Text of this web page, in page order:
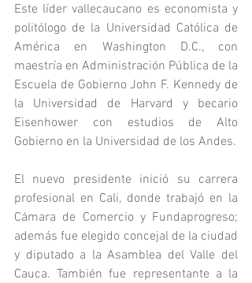
Este líder vallecaucano es economista y
politólogo de la Universidad Católica de
América en Washington D.C., con
maestría en Administración Pública de la
Escuela de Gobierno John F. Kennedy de
la Universidad de Harvard y becario
Eisenhower con estudios de Alto
El nuevo presidente inició su carrera
profesional en Cali, donde trabajó en la
Cámara de Comercio y Fundaprogreso;
además fue elegido concejal de la ciudad
y diputado a la Asamblea del Valle del
Cauca. También fue representante a la